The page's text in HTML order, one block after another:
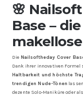
🌸
Base –
Die Nailsoftheday Cover
Dank ihrer innovativen Formel
Haltbarkeit und höchste
trendigen Nude-Tönen
dezente Solo-Maniküre oder